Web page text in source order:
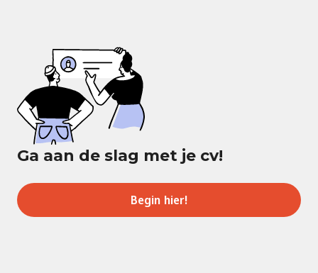
Ga aan de slag met je cv!
Begin hier!